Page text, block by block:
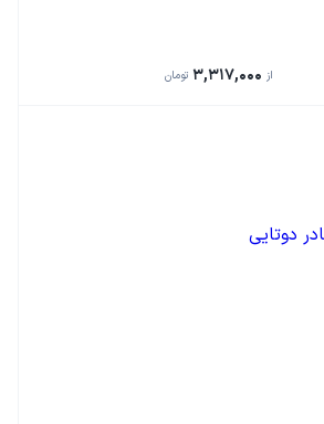
از 3,317,000 تومان